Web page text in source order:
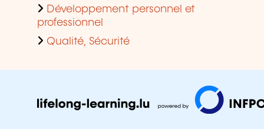
Développement personnel et
professionnel
Qualité, Sécurité